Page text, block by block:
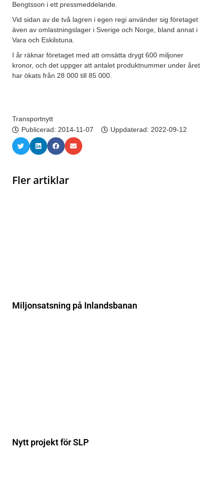
Bengtsson i ett pressmeddelande.
Vid sidan av de två lagren i egen regi använder sig företaget
även av omlastningslager i Sverige och Norge, bland annat i
Vara och Eskilstuna.
I år räknar företaget med att omsätta drygt 600 miljoner
kronor, och det uppger att antalet produktnummer under året
har ökats från 28 000 till 85 000.
Transportnytt
Publicerad: 2014-11-07 Uppdaterad: 2022-09-12
Fler artiklar
Miljonsatsning på Inlandsbanan
Nytt projekt för SLP